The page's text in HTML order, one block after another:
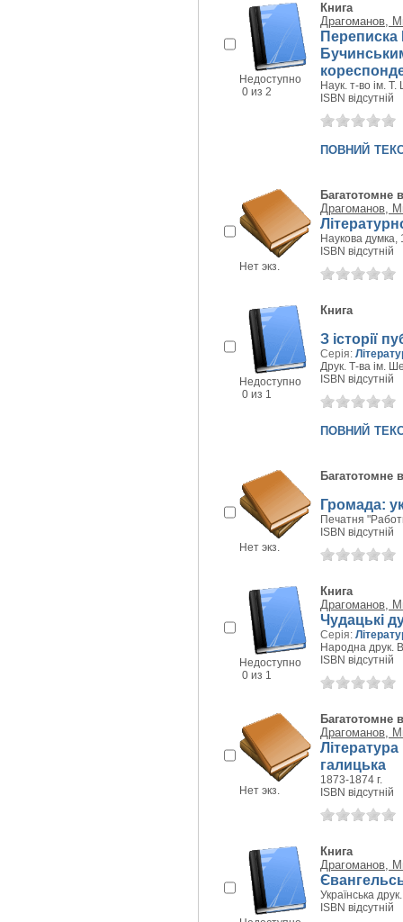
Недоступно
0 из 2
Книга
Драгоманов,
Переписка
Наук. т-во ім. Т.
ISBN відсутній
повний
Нет экз.
Багатотомне
Драгоманов,
Наукова думка,
ISBN відсутній
Недоступно
0 из 1
Книга
З історії
Серія:
Друк. Т-ва ім.
ISBN відсутній
повний
Нет экз.
Багатотомне
Громада:
Печатня
ISBN відсутній
Недоступно
0 из 1
Книга
Драгоманов,
Чудацькі
Серія:
Народна друк.
ISBN відсутній
Нет экз.
Багатотомне
Драгоманов,
галицька
1873-1874 г.
ISBN відсутній
Книга
Драгоманов,
Українська
ISBN відсутній